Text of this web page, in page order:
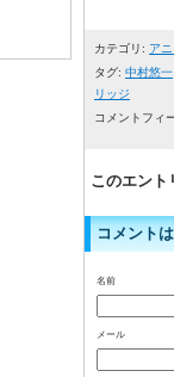
カテゴリ: ア
タグ: 中村悠一
リッジ
コメントフィ
このエント
コメント
名前
メール